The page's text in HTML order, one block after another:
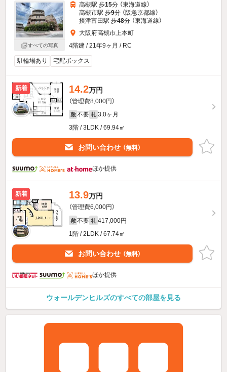
すべての写真
高槻駅 歩15分 （東海道線）
高槻市駅 歩9分 （阪急京都線）
摂津富田駅 歩48分 （東海道線）
大阪府高槻市上本町
4階建 / 21年9ヶ月 / RC
駐輪場あり 宅配ボックス
新着 14.2万円
（管理費8,000円）
敷 不要 礼 3.0ヶ月
3階 / 3LDK / 69.94㎡
お問い合わせ （無料）
ほか提供
新着 13.9万円
（管理費6,000円）
敷 不要 礼 417,000円
1階 / 2LDK / 67.74㎡
お問い合わせ （無料）
ほか提供
ウォールデンヒルズのすべての部屋を見る